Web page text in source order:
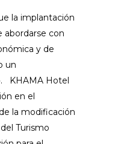
la implantación
abordarse con
y de
un
KHAMA Hotel
en el
la modificación
Turismo